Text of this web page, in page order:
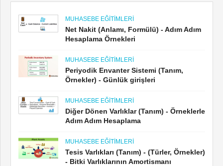
MUHASEBE EĞITIMLERI
Net Nakit (Anlamı, Formülü) - Adım Adım
Hesaplama Örnekleri
MUHASEBE EĞITIMLERI
Periyodik Envanter Sistemi (Tanım,
Örnekler) - Günlük girişleri
MUHASEBE EĞITIMLERI
Diğer Dönen Varlıklar (Tanım) - Örneklerle
Adım Adım Hesaplama
MUHASEBE EĞITIMLERI
Tesis Varlıkları (Tanım) - (Türler, Örnekler)
- Bitki Varlıklarının Amortismanı